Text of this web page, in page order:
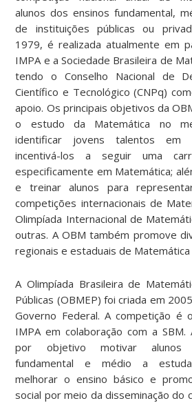
alunos dos ensinos fundamental,
de instituições públicas ou
1979, é realizada atualmente em
IMPA e a Sociedade Brasileira de
tendo o Conselho Nacional de
Científico e Tecnológico (CNPq)
apoio. Os principais objetivos da
o estudo da Matemática no
identificar jovens talentos em
incentivá-los a seguir uma
especificamente em Matemática;
e treinar alunos para
competições internacionais de
Olimpíada Internacional de
outras. A OBM também promove
regionais e estaduais de Matemática
A Olimpíada Brasileira de
Públicas (OBMEP) foi criada em
Governo Federal. A competição é
IMPA em colaboração com a SBM.
por objetivo motivar alunos
fundamental e médio a
melhorar o ensino básico e
social por meio da disseminação do